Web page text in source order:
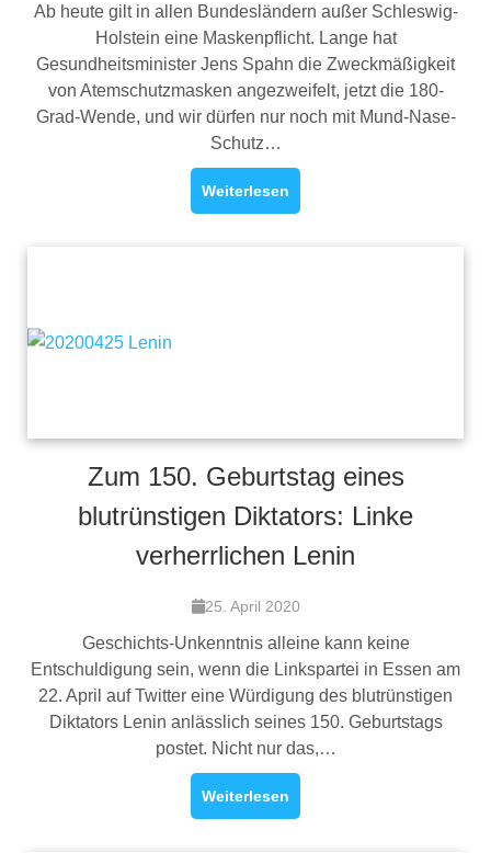
Ab heute gilt in allen Bundesländern außer Schleswig-
Holstein eine Maskenpflicht. Lange hat
Gesundheitsminister Jens Spahn die Zweckmäßigkeit
von Atemschutzmasken angezweifelt, jetzt die 180-
Grad-Wende, und wir dürfen nur noch mit Mund-Nase-
Schutz…
Weiterlesen
Zum 150. Geburtstag eines
blutrünstigen Diktators: Linke
verherrlichen Lenin
25. April 2020
Geschichts-Unkenntnis alleine kann keine
Entschuldigung sein, wenn die Linkspartei in Essen am
22. April auf Twitter eine Würdigung des blutrünstigen
Diktators Lenin anlässlich seines 150. Geburtstags
postet. Nicht nur das,…
Weiterlesen